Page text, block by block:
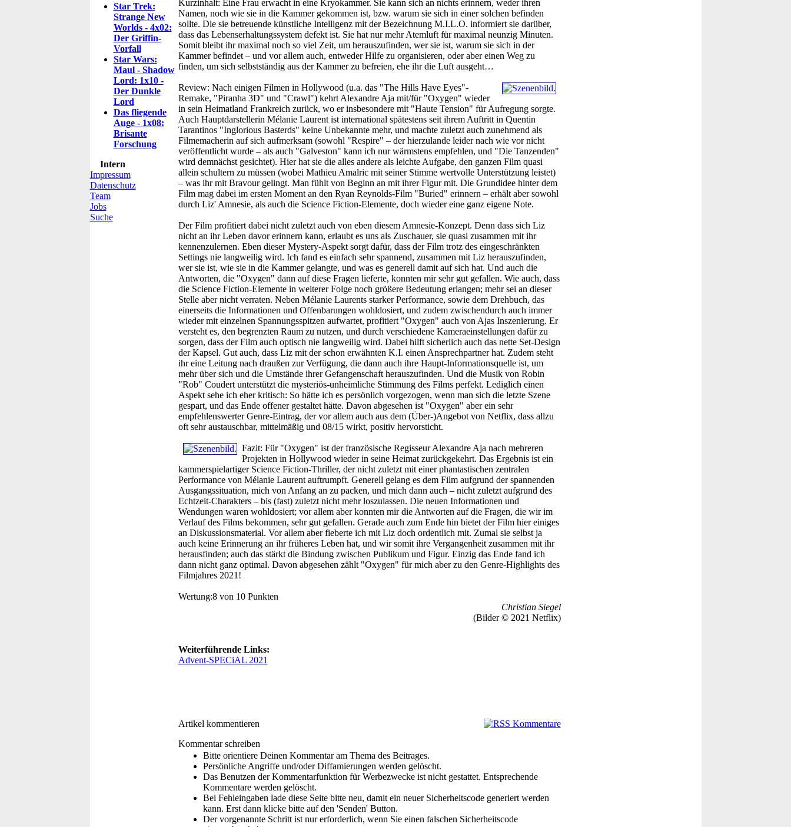
Star Trek:
Strange New
Worlds - 4x02:
Der Griffin-
Vorfall
Star Wars:
Maul - Shadow
Lord: 1x10 -
Der Dunkle
Lord
Das fliegende
Auge - 1x08:
Brisante
Forschung
Intern
Impressum
Datenschutz
Team
Jobs
Suche
Kurzinhalt: Eine Frau erwacht in eine Kryokammer. Sie kann sich an nichts erinnern, weder ihren
Namen, noch wie sie in die Kammer gekommen ist, bzw. warum sie sich in einer solchen befinden
sollte. Die sie betreuende künstliche Intelligenz mit der Bezeichnung M.I.L.O. informiert sie darüber,
dass das Lebenserhaltungssystem defekt ist. Sie hat nur mehr Atemluft für maximal neunzig Minuten.
Somit bleibt ihr maximal noch so viel Zeit, um herauszufinden, wer sie ist, warum sie sich in der
Kammer befindet – und vor allem auch, entweder Hilfe zu organisieren, oder aber einen Weg zu
finden, um sich selbstständig aus der Kammer zu befreien, ehe ihr die Luft ausgeht…
Review: Nach einigen Filmen in Hollywood (u.a. das "The Hills Have Eyes"-
Remake, "Piranha 3D" und "Crawl") kehrt Alexandre Aja mit/für "Oxygen" wieder
in sein Heimatland Frankreich zurück, wo er insbesondere mit "Haute Tension" für Aufregung sorgte.
Auch Hauptdarstellerin Mélanie Laurent ist international spätestens seit ihrem Auftritt in Quentin
Tarantinos "Inglorious Basterds" keine Unbekannte mehr, und machte zuletzt auch zunehmend als
Filmemacherin auf sich aufmerksam (sowohl "Respire" – der hierzulande leider nach wie vor nicht
veröffentlicht wurde – als auch "Galveston" kann ich nur wärmstens empfehlen, und "Die Tanzenden"
wird demnächst gesichtet). Hier hat sie die alles andere als leichte Aufgabe, den ganzen Film quasi
allein schultern zu müssen (wobei Mathieu Amalric mit seiner Stimme wertvolle Unterstützung leistet)
– was ihr mit Bravour gelingt. Man fühlt von Beginn an mit ihrer Figur mit. Die Grundidee hinter dem
Film mag dabei im ersten Moment an den Ryan Reynolds-Film "Buried" erinnern – erhält aber sowohl
durch Liz' Amnesie, als auch die Science Fiction-Elemente, doch wieder eine ganz eigene Note.
Der Film profitiert dabei nicht zuletzt auch von eben diesem Amnesie-Konzept. Denn dass sich Liz
nicht an ihr Leben davor erinnern kann, erlaubt es uns als Zuschauer, sie quasi zusammen mit ihr
kennenzulernen. Eben dieser Mystery-Aspekt sorgt dafür, dass der Film trotz des eingeschränkten
Settings nie langweilig wird. Ich fand es einfach sehr spannend, zusammen mit Liz herauszufinden,
wer sie ist, wie sie in die Kammer gelangte, und was es generell damit auf sich hat. Und auch die
Antworten, die "Oxygen" dann auf diese Fragen lieferte, konnten mir sehr gut gefallen. Wie auch, dass
die Science Fiction-Elemente in weiterer Folge noch größere Bedeutung erlangen; mehr sei an dieser
Stelle aber nicht verraten. Neben Mélanie Laurents starker Performance, sowie dem Drehbuch, das
einerseits die Informationen und Offenbarungen wohldosiert, und zudem zwischendurch auch immer
wieder mit einzelnen Spannungsspitzen aufwartet, profitiert "Oxygen" auch von Ajas Inszenierung. Er
versteht es, den begrenzten Raum zu nutzen, und durch verschiedene Kameraeinstellungen dafür zu
sorgen, dass der Film auch optisch nie langweilig wird. Dabei hilft sicherlich auch das nette Set-Design
der Kapsel. Gut auch, dass Liz mit der schon erwähnten K.I. einen Ansprechpartner hat. Zudem steht
ihr eine Leitung nach draußen zur Verfügung, die dann auch ihre Haupt-Informationsquelle ist, um
mehr über sich und die Umstände ihrer Gefangenschaft herauszufinden. Und die Musik von Robin
"Rob" Coudert unterstützt die mysteriös-unheimliche Stimmung des Films perfekt. Lediglich einen
Aspekt sehe ich eher kritisch: So hätte ich es persönlich vorgezogen, wenn man sich die letzte Szene
gespart, und das Ende offener gestaltet hätte. Davon abgesehen ist "Oxygen" aber ein sehr
empfehlenswerter Genre-Eintrag, der vor allem auch aus dem (Über-)Angebot von Netflix, dass allzu
oft sehr austauschbar, mittelmäßig und 08/15 wirkt, positiv hervorsticht.
Fazit: Für "Oxygen" ist der französische Regisseur Alexandre Aja nach mehreren
Projekten in Hollywood wieder in seine Heimat zurückgekehrt. Das Ergebnis ist ein
kammerspielartiger Science Fiction-Thriller, der nicht zuletzt mit einer phantastischen zentralen
Performance von Mélanie Laurent auftrumpft. Generell gelang es dem Film aufgrund der spannenden
Ausgangssituation, mich von Anfang an zu packen, und mich dann auch – nicht zuletzt aufgrund des
Echtzeit-Charakters – bis (fast) zuletzt nicht mehr loszulassen. Die neuen Informationen und
Wendungen waren wohldosiert; vor allem aber konnten mir die Antworten auf die Fragen, die wir im
Verlauf des Films bekommen, sehr gut gefallen. Gerade auch zum Ende hin bietet der Film hier einiges
an Diskussionsmaterial. Vor allem aber fieberte ich mit Liz doch ordentlich mit. Zumal sie selbst ja
auch keine Erinnerung an ihr früheres Leben hat, und wir somit ihre Vergangenheit zusammen mit ihr
herausfinden; auch das stärkt die Bindung zwischen Publikum und Figur. Einzig das Ende fand ich
dann nicht ganz optimal. Davon abgesehen zählt "Oxygen" für mich aber zu den Genre-Highlights des
Filmjahres 2021!
Wertung:8 von 10 Punkten
Christian Siegel
(Bilder © 2021 Netflix)
Weiterführende Links:
Advent-SPECiAL 2021
Artikel kommentieren
Kommentar schreiben
Bitte orientiere Deinen Kommentar am Thema des Beitrages.
Persönliche Angriffe und/oder Diffamierungen werden gelöscht.
Das Benutzen der Kommentarfunktion für Werbezwecke ist nicht gestattet. Entsprechende
Kommentare werden gelöscht.
Bei Fehleingaben lade diese Seite bitte neu, damit ein neuer Sicherheitscode generiert werden
kann. Erst dann klicke bitte auf den 'Senden' Button.
Der vorgenannte Schritt ist nur erforderlich, wenn Sie einen falschen Sicherheitscode